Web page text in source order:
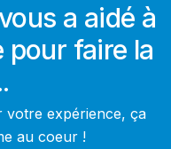
a aidé à
pour faire la
votre expérience, ça
au coeur !